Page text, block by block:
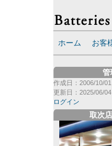
ホーム お客
管
作成日：2006/10/01
更新日：2025/06/04
ログイン
取次